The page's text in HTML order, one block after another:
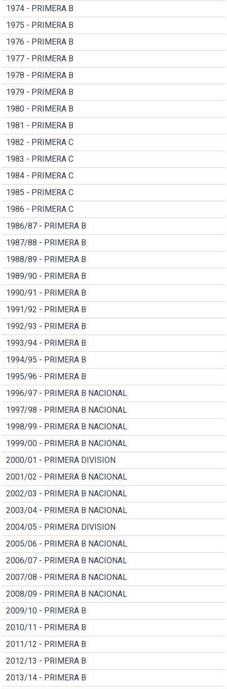
1974 - PRIMERA B
1975 - PRIMERA B
1976 - PRIMERA B
1977 - PRIMERA B
1978 - PRIMERA B
1979 - PRIMERA B
1980 - PRIMERA B
1981 - PRIMERA B
1982 - PRIMERA C
1983 - PRIMERA C
1984 - PRIMERA C
1985 - PRIMERA C
1986 - PRIMERA C
1986/87 - PRIMERA B
1987/88 - PRIMERA B
1988/89 - PRIMERA B
1989/90 - PRIMERA B
1990/91 - PRIMERA B
1991/92 - PRIMERA B
1992/93 - PRIMERA B
1993/94 - PRIMERA B
1994/95 - PRIMERA B
1995/96 - PRIMERA B
1996/97 - PRIMERA B NACIONAL
1997/98 - PRIMERA B NACIONAL
1998/99 - PRIMERA B NACIONAL
1999/00 - PRIMERA B NACIONAL
2000/01 - PRIMERA DIVISION
2001/02 - PRIMERA B NACIONAL
2002/03 - PRIMERA B NACIONAL
2003/04 - PRIMERA B NACIONAL
2004/05 - PRIMERA DIVISION
2005/06 - PRIMERA B NACIONAL
2006/07 - PRIMERA B NACIONAL
2007/08 - PRIMERA B NACIONAL
2008/09 - PRIMERA B NACIONAL
2009/10 - PRIMERA B
2010/11 - PRIMERA B
2011/12 - PRIMERA B
2012/13 - PRIMERA B
2013/14 - PRIMERA B